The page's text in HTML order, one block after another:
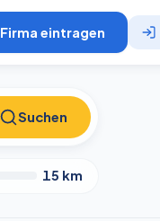
Firma eintragen
Suchen
15 km